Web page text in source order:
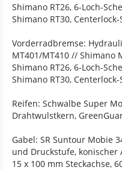
Shimano RT26, 6-Loch-
Shimano RT30,
Vorderradbremse:
MT401/MT410 // Shimano
Shimano RT26, 6-Loch-
Shimano RT30,
Reifen: Schwalbe Super
Drahtwulstkern,
Gabel: SR Suntour Mobie
und Druckstufe,
15 x 100 mm Steckachse,